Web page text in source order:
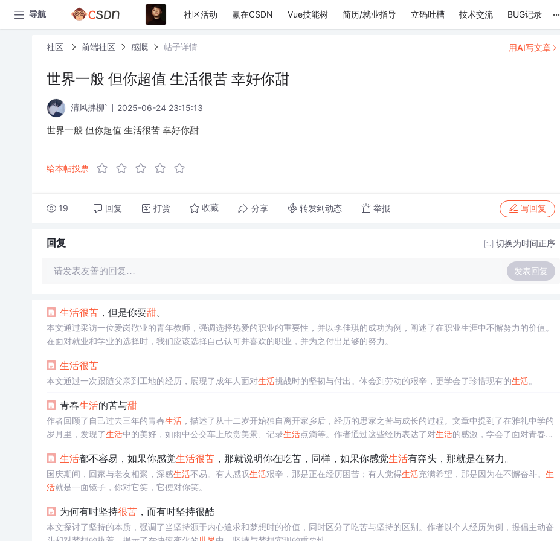
导航 社区活动 赢在CSDN Vue技能树 简历/就业指导 立码吐槽 技术交流 BUG记录 ...
社区 前端社区 感慨 帖子详情
世界一般 但你超值 生活很苦 幸好你甜
清风拂柳` 2025-06-24 23:15:13
世界一般 但你超值 生活很苦 幸好你甜
给本帖投票
19 回复 打赏 收藏 分享 转发到动态 举报 写回复
用AI写文章
回复 切换为时间正序
请发表友善的回复… 发表回复
生活很苦，但是你要甜。
本文通过采访一位爱岗敬业的青年教师，强调选择热爱的职业的重要性，并以李佳琪的成功为例，阐述了在职业生涯中不懈努力的价值。
在面对就业和学业的选择时，我们应该选择自己认可并喜欢的职业，并为之付出足够的努力。
生活很苦
本文通过一次跟随父亲到工地的经历，展现了成年人面对生活挑战时的坚韧与付出。体会到劳动的艰辛，更学会了珍惜现有的生活。
青春生活的苦与甜
作者回顾了自己过去三年的青春生活，描述了从十二岁开始独自离开家乡后，经历的思家之苦与成长的过程。文章中提到了在雅礼中学的
岁月里，发现了生活中的美好，如雨中公交车上欣赏美景、记录生活点滴等。作者通过这些经历表达了对生活的感激，学会了面对青春的
生活都不容易，如果你感觉生活很苦，那就说明你在吃苦，同样，如果你感觉生活有奔头，那就是在努力。
国庆期间，回家与老友相聚，深感生活不易。有人感叹生活艰辛，那是正在经历困苦；有人觉得生活充满希望，那是因为在不懈奋斗。 生
活就是一面镜子，你对它笑，它便对你笑。
为何有时坚持很苦，而有时坚持很酷
本文探讨了坚持的本质，强调了当坚持源于内心追求和梦想时的价值，同时区分了吃苦与坚持的区别。作者以个人经历为例，提倡主动奋